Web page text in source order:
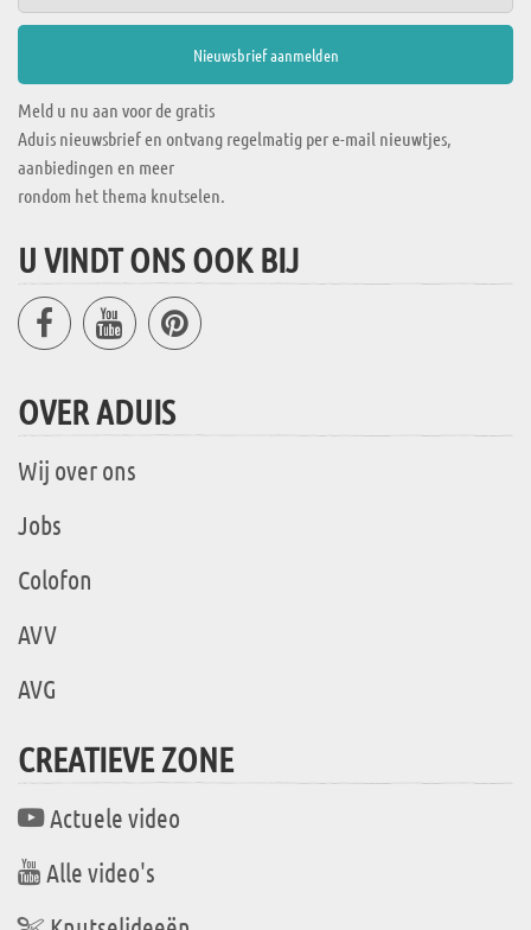
Meld u nu aan voor de gratis
Aduis nieuwsbrief en ontvang regelmatig per e-mail nieuwtjes,
aanbiedingen en meer
rondom het thema knutselen.
U VINDT ONS OOK BIJ
OVER ADUIS
Wij over ons
Jobs
Colofon
AVV
AVG
CREATIEVE ZONE
Actuele video
Alle video's